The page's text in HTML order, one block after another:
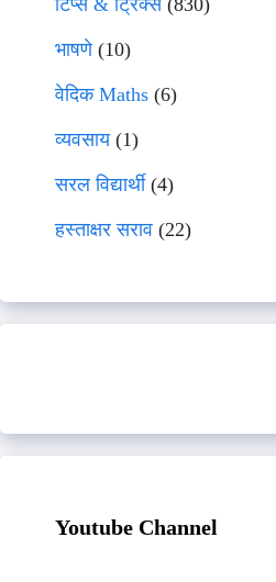
टिप्स & ट्रिक्स(830)
भाषणे(10)
वेदिक Maths (6)
व्यवसाय(1)
सरल विद्यार्थी(4)
हस्ताक्षर सराव (22)
Youtube Channel